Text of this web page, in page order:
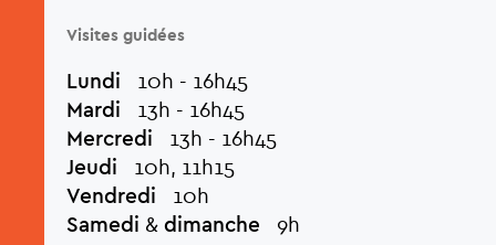
Visites guidées
Lundi 10h - 16h45
Mardi 13h - 16h45
Mercredi 13h - 16h45
Jeudi 10h, 11h15
Vendredi 10h
Samedi & dimanche 9h